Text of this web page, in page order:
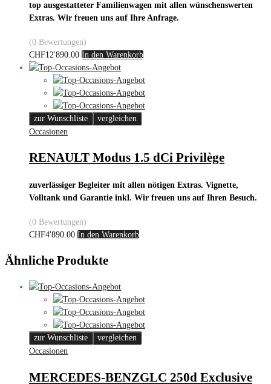
top ausgestatteter Familienwagen mit allen wünschenswerten
Extras. Wir freuen uns auf Ihre Anfrage.
(0 Bewertungen)
CHF12'890.00 In den Warenkorb
zur Wunschliste
vergleichen
Occasionen
RENAULT Modus 1.5 dCi Privilège
zuverlässiger Begleiter mit allen nötigen Extras. Vignette,
Volltank und Garantie inkl. Wir freuen uns auf Ihren Besuch.
(0 Bewertungen)
CHF4'890.00 In den Warenkorb
Ähnliche Produkte
zur Wunschliste
vergleichen
Occasionen
MERCEDES-BENZGLC 250d Exclusive